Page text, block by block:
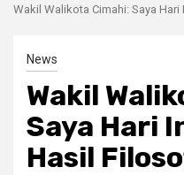
Wakil Walikota Cimahi: Saya
News
Wakil
Saya Hari
Hasil